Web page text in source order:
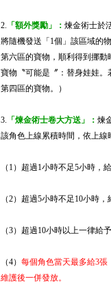
2. 「額外獎勵」： 煉金術士於
將隨機發送「1個」該區域的
第六區的寶物，順利得到挪
寶物〝可能是〞：替身娃娃
第四區的寶物。）
3. 「煉金術士卷大方送」： 煉
該角色上線累積時間，依上
（1）超過1小時不足5小時，
（2）超過5小時不足10小時
（3）超過10小時以上一律給
（4） 每個角色當天最多給3
維護後一併發放。